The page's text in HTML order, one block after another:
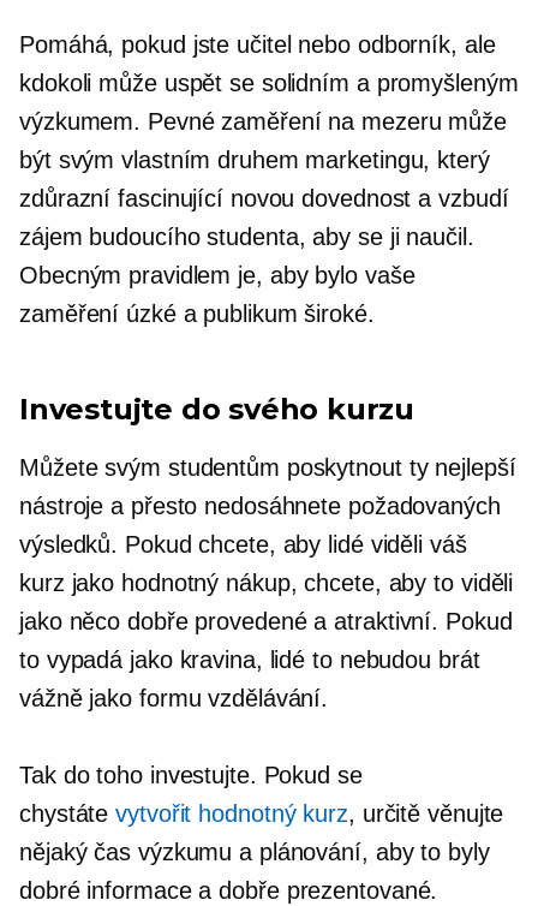
Pomáhá, pokud jste učitel nebo odborník, ale
kdokoli může uspět se solidním a promyšleným
výzkumem. Pevné zaměření na mezeru může
být svým vlastním druhem marketingu, který
zdůrazní fascinující novou dovednost a vzbudí
zájem budoucího studenta, aby se ji naučil.
Obecným pravidlem je, aby bylo vaše
zaměření úzké a publikum široké.
Investujte do svého kurzu
Můžete svým studentům poskytnout ty nejlepší
nástroje a přesto nedosáhnete požadovaných
výsledků. Pokud chcete, aby lidé viděli váš
kurz jako hodnotný nákup, chcete, aby to viděli
jako něcodobře provedenéa atraktivní. Pokud
to vypadá jako kravina, lidé to nebudou brát
vážně jako formu vzdělávání.
Tak do toho investujte. Pokud se
chystátevytvořit hodnotný kurz, určitě věnujte
nějaký čas výzkumu a plánování, aby to byly
dobré informace adobře prezentované.